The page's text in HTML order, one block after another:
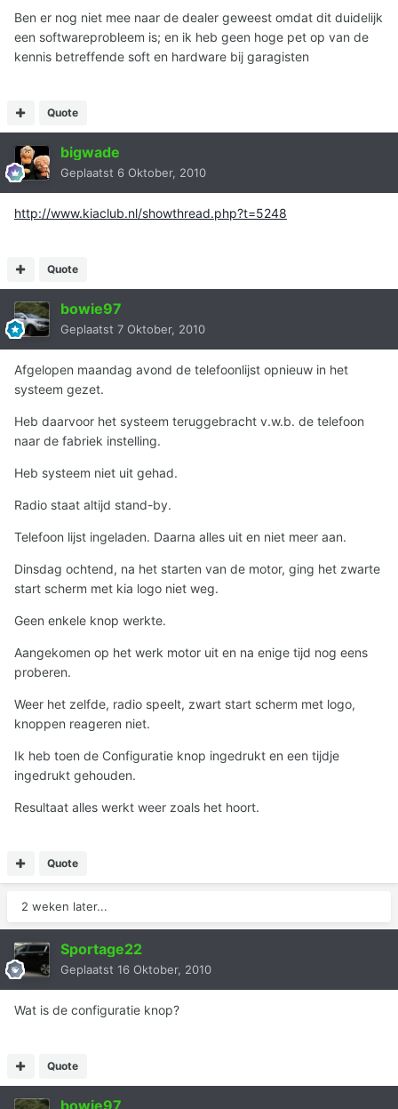
Ben er nog niet mee naar de dealer geweest omdat dit duidelijk
een softwareprobleem is; en ik heb geen hoge pet op van de
kennis betreffende soft en hardware bij garagisten
Quote
bigwade
Geplaatst 6 Oktober, 2010
http://www.kiaclub.nl/showthread.php?t=5248
Quote
bowie97
Geplaatst 7 Oktober, 2010
Afgelopen maandag avond de telefoonlijst opnieuw in het
systeem gezet.
Heb daarvoor het systeem teruggebracht v.w.b. de telefoon
naar de fabriek instelling.
Heb systeem niet uit gehad.
Radio staat altijd stand-by.
Telefoon lijst ingeladen. Daarna alles uit en niet meer aan.
Dinsdag ochtend, na het starten van de motor, ging het zwarte
start scherm met kia logo niet weg.
Geen enkele knop werkte.
Aangekomen op het werk motor uit en na enige tijd nog eens
proberen.
Weer het zelfde, radio speelt, zwart start scherm met logo,
knoppen reageren niet.
Ik heb toen de Configuratie knop ingedrukt en een tijdje
ingedrukt gehouden.
Resultaat alles werkt weer zoals het hoort.
Quote
2 weken later...
Sportage22
Geplaatst 16 Oktober, 2010
Wat is de configuratie knop?
Quote